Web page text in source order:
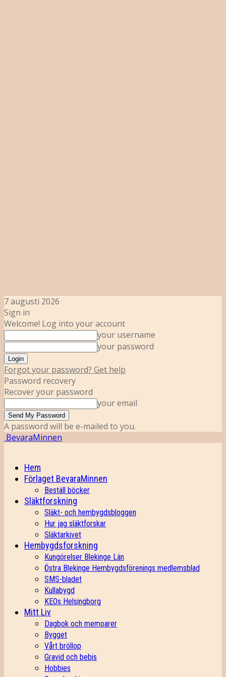
7 augusti 2026
Sign in
Welcome! Log into your account
your username
your password
Forgot your password? Get help
Password recovery
Recover your password
your email
A password will be e-mailed to you.
BevaraMinnen
Hem
Förlaget BevaraMinnen
Beställ böcker
Släktforskning
Släkt- och hembygdsbloggen
Hur jag släktforskar
Släktarkivet
Hembygdsforskning
Kungörelser Blekinge Län
Östra Blekinge Hembygdsförenings medlemsblad
SMS-bladet
Kullabygd
KEOs Helsingborg
Mitt Liv
Dagbok och memoarer
Bygget
Vårt bröllop
Gravid och bebis
Hobbies